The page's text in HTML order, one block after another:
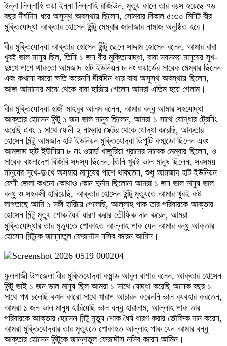
ইন্না লিল্লাহি ওয়া ইন্না লিল্লাহি রাজিউন, মৃত্যু কালে তার বয়স হয়েছে ৭৬
বছর দীর্ঘদিন ধরে অসুস্থ অবস্থায় ছিলেন, সোমবার বিকাল ৫:৩০ মিনিট বীর
মুক্তিযোদ্ধা আক্তার হোসেন মিন্টু মেম্বার জানাজার নামাজ অনুষ্ঠিত হবে।
বীর মুক্তিযোদ্ধা আক্তার হোসেন মিন্টু ছেলে সাদ্দাম হোসেন বলেন, আমার বাবা
খুবই ভাল মানুষ ছিল, তিনি ১ জন বীর মুক্তিযোদ্ধা, বাবা সবসময় মানুষের সুখ-
দুঃখে পাশে থাকতো আমজাদ হাট ইউনিয়ন ৮ নং ওয়ার্ডের সাবেক মেম্বার ছিলেন
এবং কখনো কারো ক্ষতি করেননি দীর্ঘদিন ধরে বাবা অসুস্থ অবস্থায় ছিলেন,
আজ আমাদের মাঝে থেকে বাবা হারিয়ে গেলেন আমরা এতিম হয়ে গেলাম।
বীর মুক্তিযোদ্ধা হাজী মাহবুব আলম বলেন, আমার বন্ধু আমার সহযোদ্ধা
আক্তার হোসেন মিন্টু ১ জন ভাল মানুষ ছিলেন, আমরা ১ সাথে যোদ্ধার ট্রেনিং
করেছি এবং ১ সাথে ফেনী ২ নাম্বার সেক্টর থেকে যোদ্ধা করেছি, আক্তার
হোসেন মিন্টু আমজাদ হাট ইউনিয়ন মুক্তিযোদ্ধা ডিপুটি কমান্ডো ছিলেন এবং
আমজাদ হাট ইউনিয়ন ৮ নং ওয়ার্ড খাজুরিয়া গ্রামের সাবেক মেম্বার ছিলেন, ও
সাবেক বাংলাদেশ বিজিবি সদস্য ছিলেন, তিনি খুবই ভাল মানুষ ছিলেন, সবসময়
মানুষের সুখে-দুঃখে অসহায় মানুষের পাশে থাকতেন, শুধু আমজাদ হাট ইউনিয়ন
ফেনী জেলা কখনো কোথাও কোন দুর্নাম ছিলোনা আমরা ১ জন ভাল মানুষ ভাল
বন্ধু ও সহকর্মী হারিয়েছি, আক্তার হোসেন মিন্টু মৃত্যুতে আমার খুবই কষ্ট
লাগতাছে আমি ১ সঙ্গী হারিয়ে পেলেছি, আল্লাহ পাক তার পরিবারকে আক্তার
হোসেন মিন্টু মৃত্যু শোক ধৈর্য ধারণ করার তৌফিক দান করেন, আমরা
মুক্তিযোদ্ধার তার মৃত্যুতে শোকাহত আল্লাহ পাক যেন আমার বন্ধু আক্তার
হোসেন মিন্টুকে জান্নাতুল ফেরদৌস নসিব করেন আমিন।
ফুলগাজী উপজেলা বীর মুক্তিযোদ্ধা কমান্ড আবুল বাশার বলেন, আক্তার হোসেন
মিন্টু ভাই ১ জন ভাল মানুষ ছিল আমরা ১ সাথে যোদ্ধা করেছি অনেক বছর ১
সাথে পথ চলেছি কখন কারো সাথে খারাপ আচারন করেননি ভাল ব্যবহার করতেন,
আমরা ১ জন ভাল মানুষ হারিয়েছি ভাল বন্ধু হারালাম, আল্লাহ পাক তার
পরিবারকে আক্তার হোসেন মিন্টু মৃত্যু শোক ধৈর্য ধারণ করার তৌফিক দান করেন,
আমরা মুক্তিযোদ্ধার তার মৃত্যুতে শোকাহত আল্লাহ পাক যেন আমার বন্ধু
আক্তার হোসেন মিন্টুকে জান্নাতুল ফেরদৌস নসিব করেন আমিন।